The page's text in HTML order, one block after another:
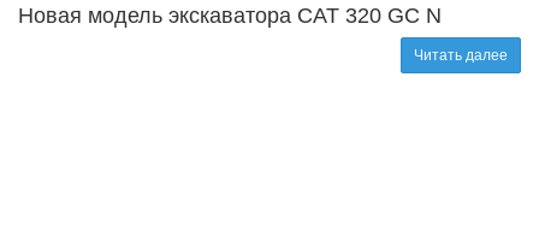
Новая модель экскаватора CAT 320 GC N
Читать далее